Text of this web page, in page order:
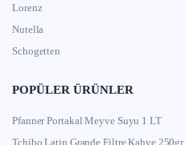
Lorenz
Nutella
Schogetten
POPÜLER ÜRÜNLER
Pfanner Portakal Meyve Suyu 1 LT
Tchibo Latin Grande Filtre Kahve 250gr